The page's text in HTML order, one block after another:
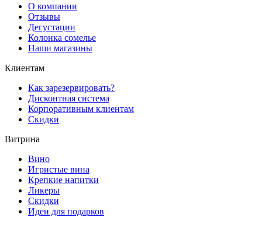
О компании
Отзывы
Дегустации
Колонка сомелье
Наши магазины
Клиентам
Как зарезервировать?
Дисконтная система
Корпоративным клиентам
Скидки
Витрина
Вино
Игристые вина
Крепкие напитки
Ликеры
Скидки
Идеи для подарков